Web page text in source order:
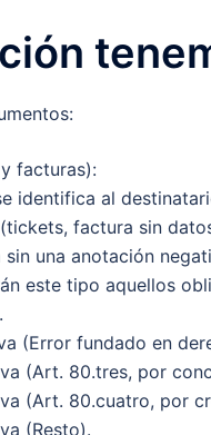
facturas):
identifica al
factura sin
una anotación
este tipo aquellos
(Error fundado en
(Art. 80.tres, por
(Art. 80.cuatro, por
(Resto).